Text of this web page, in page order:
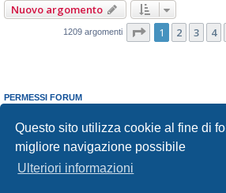
Questo sito utilizza cookie al fine di
migliore navigazione possibile
Ulteriori informazioni
Nuovo argomento
1209 argomenti Pagina di 49
1 2 3 4
PERMESSI FORUM
Non puoirispondere negli argomenti
Non puoimodificare i tuoi messaggi
Non puoicancellare i tuoi messaggi
Non puoi
inviare allegati